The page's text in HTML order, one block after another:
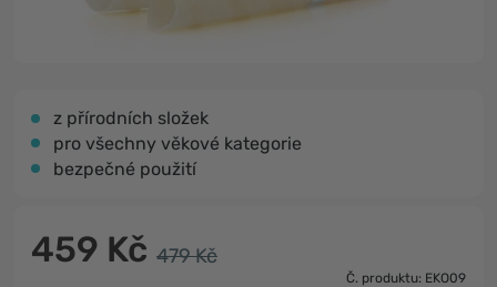
z přírodních složek
pro všechny věkové kategorie
bezpečné použití
459 Kč 479 Kč
Č. produktu: EKO09